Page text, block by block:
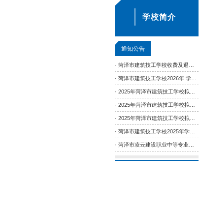
学校简介
通知公告
· 菏泽市建筑技工学校2026年 学生职业技能等级认定工作安排
· 菏泽市建筑技工学校2025年学生职业技能等级认定工作安排